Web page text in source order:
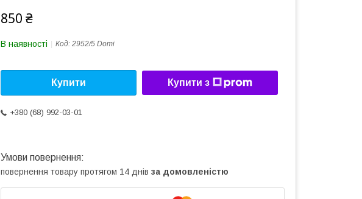
850 ₴
В наявності Код: 2952/5 Domi
Купити Купити з
+380 (68) 992-03-01
повернення товару протягом 14 днів за домовленістю